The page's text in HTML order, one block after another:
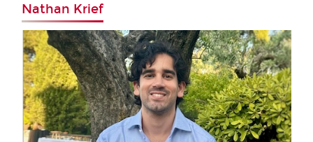
Nathan Krief